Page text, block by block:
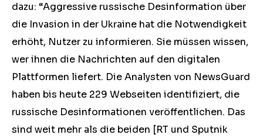
dazu: “Aggressive russische Desinformation über
die Invasion in der Ukraine hat die Notwendigkeit
erhöht, Nutzer zu informieren. Sie müssen wissen,
wer ihnen die Nachrichten auf den digitalen
Plattformen liefert. Die Analysten von NewsGuard
haben bis heute 229 Webseiten identifiziert, die
russische Desinformationen veröffentlichen. Das
sind weit mehr als die beiden [RT und Sputnik